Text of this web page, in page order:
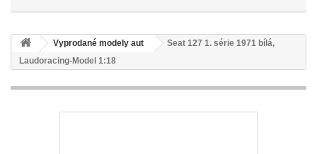
Vyprodané modely aut
Seat 127 1. série 1971 bílá,
Laudoracing-Model 1:18